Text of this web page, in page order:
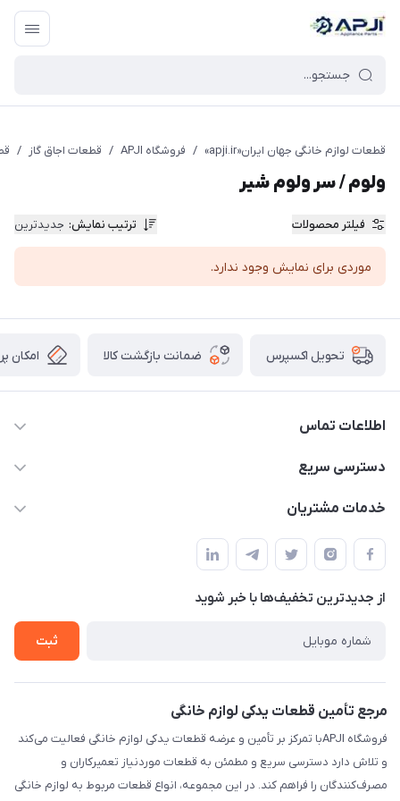
قطعات یدکی و جانبی لوازم خانگی جهان ایران
قطعات لوازم خانگی جهان ایران«apji.ir» / فروشگاه APJI / قطعات اجاق گاز /
ولوم / سر ولوم شیر
فیلتر محصولات ترتیب نمایش: جدیدترین
موردی برای نمایش وجود ندارد.
تحویل اکسپرس ضمانت بازگشت کالا امکان
اطلاعات تماس
09106753413
دسترسی سریع
حساب کاربری
لیست محصولات
درباره ما
خدمات مشتریان
قوانین و مقررات
حریم خصوصی
راهنما
از جدید‌ترین تخفیف‌ها با‌ خبر شوید
ثبت
مرجع تأمین قطعات یدکی لوازم خانگی
فروشگاه APJIبا تمرکز بر تأمین و عرضه قطعات یدکی لوازم خانگی فعالیت می‌کند
و تلاش دارد دسترسی سریع و مطمئن به قطعات موردنیاز تعمیرکاران و
مصرف‌کنندگان را فراهم کند. در این مجموعه، انواع قطعات مربوط به لوازم خانگی